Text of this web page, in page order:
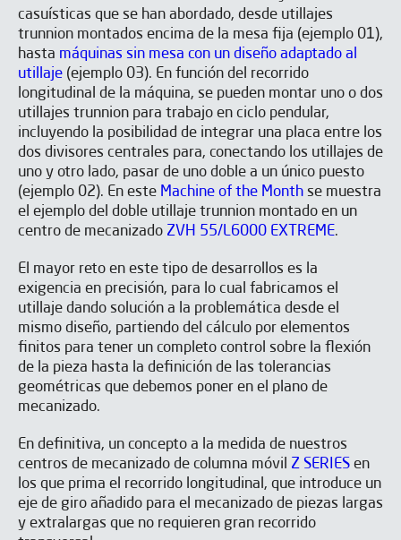
casuísticas que se han abordado, desde utillajes
trunnion montados encima de la mesa fija (ejemplo 01),
hasta máquinas sin mesa con un diseño adaptado al
utillaje (ejemplo 03). En función del recorrido
longitudinal de la máquina, se pueden montar uno o dos
utillajes trunnion para trabajo en ciclo pendular,
incluyendo la posibilidad de integrar una placa entre los
dos divisores centrales para, conectando los utillajes de
uno y otro lado, pasar de uno doble a un único puesto
(ejemplo 02). En este Machine of the Month se muestra
el ejemplo del doble utillaje trunnion montado en un
centro de mecanizado ZVH 55/L6000 EXTREME.
El mayor reto en este tipo de desarrollos es la
exigencia en precisión, para lo cual fabricamos el
utillaje dando solución a la problemática desde el
mismo diseño, partiendo del cálculo por elementos
finitos para tener un completo control sobre la flexión
de la pieza hasta la definición de las tolerancias
geométricas que debemos poner en el plano de
mecanizado.
En definitiva, un concepto a la medida de nuestros
centros de mecanizado de columna móvil Z SERIES en
los que prima el recorrido longitudinal, que introduce un
eje de giro añadido para el mecanizado de piezas largas
y extralargas que no requieren gran recorrido
SUSCRÍBETE A NUESTRA
NEWSLETTER